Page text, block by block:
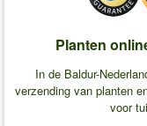
Planten
In de Baldur-
verzending van planten
voor